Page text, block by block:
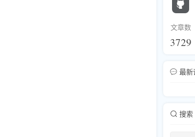
文章数
3729
最新
搜索